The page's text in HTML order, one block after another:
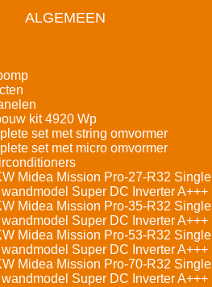
ALGEMEEN
kit 4920 Wp
set met string omvormer
set met micro omvormer
Midea Mission Pro-27-R32 Single
Super DC Inverter A+++
Midea Mission Pro-35-R32 Single
Super DC Inverter A+++
Midea Mission Pro-53-R32 Single
Super DC Inverter A+++
Midea Mission Pro-70-R32 Single
Super DC Inverter A+++